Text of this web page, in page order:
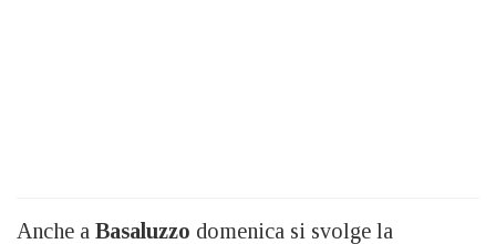
Anche a Basaluzzo domenica si svolge la